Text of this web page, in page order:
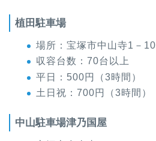
植田駐車場
場所：宝塚市中山寺1－10
収容台数：70台以上
平日：500円（3時間）
土日祝：700円（3時間）
中山駐車場津乃国屋